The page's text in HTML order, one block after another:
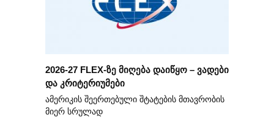
2026-27 FLEX-ზე მიღება დაიწყო – ვადები
და კრიტერიუმები
ამერიკის შეერთებული შტატების მთავრობის
მიერ სრულად